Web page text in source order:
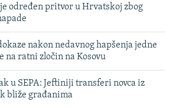
određen pritvor u Hrvatskoj zbog
nakon nedavnog hapšenja jedne
na ratni zločin na Kosovu
u SEPA: Jeftiniji transferi novca iz
bliže građanima